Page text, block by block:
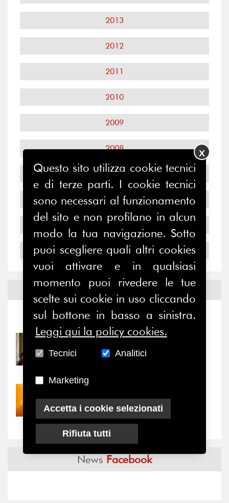
2013
2012
2011
2010
2009
2008
2007
2006
2005
2004
Notizie edEventi
Notizie-Eventi
Prima della pausa estiva,
Nove anni dopo la
“grande cecità”: la...
News Facebook
Questo sito utilizza cookie tecnici
e di terze parti. I cookie tecnici
sono necessari al funzionamento
del sito e non profilano in alcun
modo la tua navigazione. Sotto
puoi scegliere quali altri cookies
vuoi attivare e in qualsiasi
momento puoi rivedere le tue
scelte sui cookie in uso cliccando
sul bottone in basso a sinistra.
Leggi qui la policy cookies.
Tecnici Analitici
Marketing
Accetta i cookie selezionati
Rifiuta tutti
X